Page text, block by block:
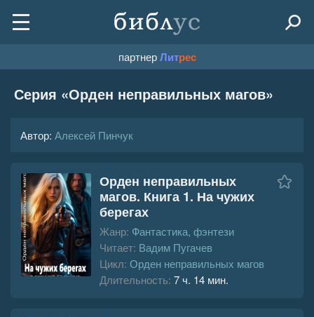
партнерЛитрес
Серия «Орден неправильных магов»
Автор: Алексей Пинчук
Орден неправильных
магов. Книга 1. На чужих
берегах
Жанр: Фантастика, фэнтези
Читает: Вадим Пугачев
Цикл: Орден неправильных магов
Длительность: 7 ч. 14 мин.